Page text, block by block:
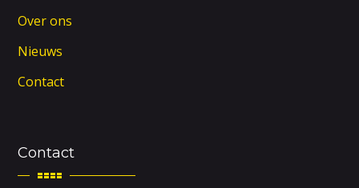
Over ons
Nieuws
Contact
Contact